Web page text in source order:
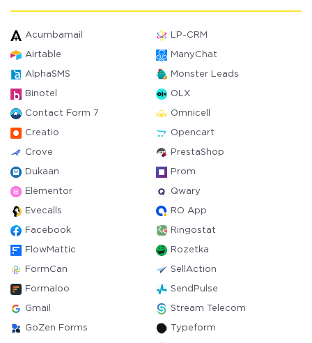
Acumbamail LP-CRM
Airtable ManyChat
AlphaSMS Monster Leads
Binotel OLX
Contact Form 7 Omnicell
Creatio Opencart
Crove PrestaShop
Dukaan Prom
Elementor Qwary
Evecalls RO App
Facebook Ringostat
FlowMattic Rozetka
FormCan SellAction
Formaloo SendPulse
Gmail Stream Telecom
GoZen Forms Typeform